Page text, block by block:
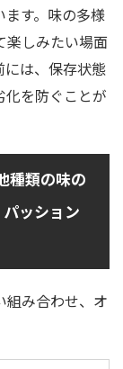
す。味の多様
楽しみたい場面
には、保存状態
化を防ぐことが
種類の味の
ッション
組み合わせ、オ